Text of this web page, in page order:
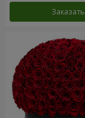
Заказать